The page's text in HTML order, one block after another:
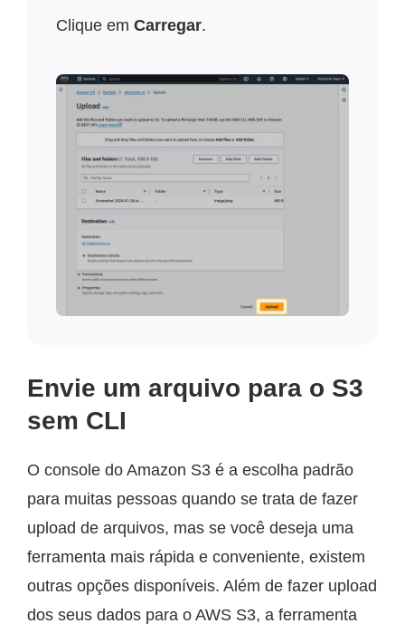
Clique em Carregar.
Envie um arquivo para o S3
sem CLI
O console do Amazon S3 é a escolha padrão
para muitas pessoas quando se trata de fazer
upload de arquivos, mas se você deseja uma
ferramenta mais rápida e conveniente, existem
outras opções disponíveis. Além de fazer upload
dos seus dados para o AWS S3, a ferramenta